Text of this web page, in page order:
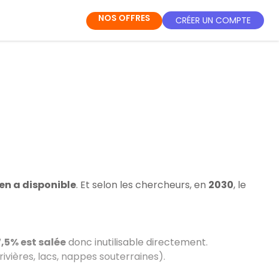
NOS OFFRES CRÉER UN COMPTE
a disponible. Et selon les chercheurs, en 2030, le
est saléedonc inutilisable directement.
lacs, nappes souterraines).